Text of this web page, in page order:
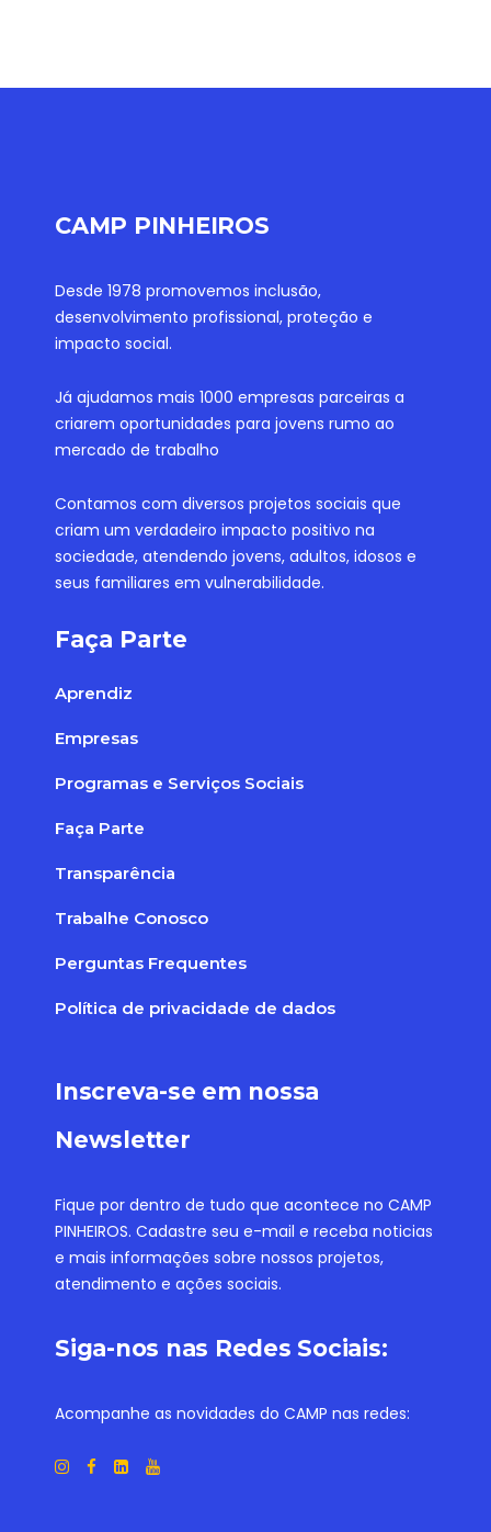
CAMP PINHEIROS
Desde 1978 promovemos inclusão,
desenvolvimento profissional, proteção e
impacto social.
Já ajudamos mais 1000 empresas parceiras a
criarem oportunidades para jovens rumo ao
mercado de trabalho
Contamos com diversos projetos sociais que
criam um verdadeiro impacto positivo na
sociedade, atendendo jovens, adultos, idosos e
seus familiares em vulnerabilidade.
Faça Parte
Aprendiz
Empresas
Programas e Serviços Sociais
Faça Parte
Transparência
Trabalhe Conosco
Perguntas Frequentes
Política de privacidade de dados
Inscreva-se em nossa
Newsletter
Fique por dentro de tudo que acontece no CAMP
PINHEIROS. Cadastre seu e-mail e receba noticias
e mais informações sobre nossos projetos,
atendimento e ações sociais.
Siga-nos nas Redes Sociais:
Acompanhe as novidades do CAMP nas redes: